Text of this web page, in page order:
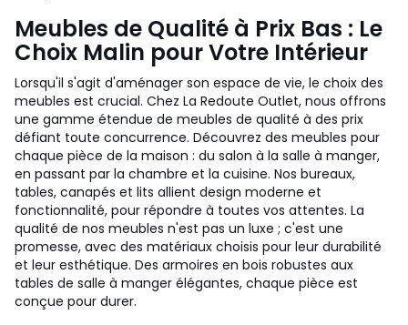
Meubles de Qualité à Prix Bas : Le
Choix Malin pour Votre Intérieur
Lorsqu'il s'agit d'aménager son espace de vie, le choix des
meubles est crucial. Chez La Redoute Outlet, nous offrons
une gamme étendue de meubles de qualité à des prix
défiant toute concurrence. Découvrez des meubles pour
chaque pièce de la maison : du salon à la salle à manger,
en passant par la chambre et la cuisine. Nos bureaux,
tables, canapés et lits allient design moderne et
fonctionnalité, pour répondre à toutes vos attentes. La
qualité de nos meubles n'est pas un luxe ; c'est une
promesse, avec des matériaux choisis pour leur durabilité
et leur esthétique. Des armoires en bois robustes aux
tables de salle à manger élégantes, chaque pièce est
conçue pour durer.